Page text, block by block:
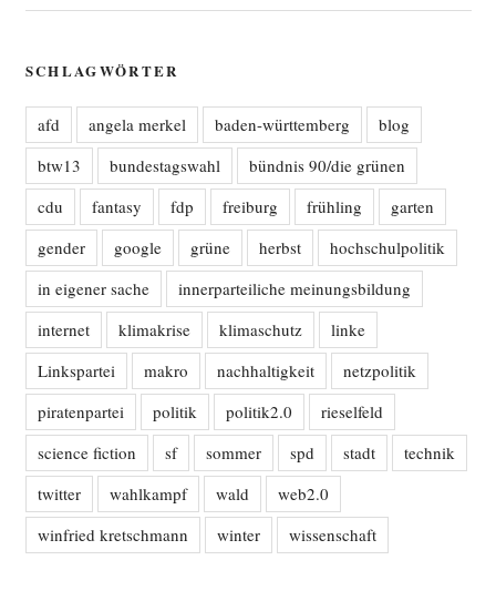
SCHLAGWÖRTER
afd angela merkel baden-württemberg
blog
btw13
bundestagswahl
bündnis 90/die grünen
cdu
fantasy fdp freiburg frühling
garten
gender
google grüne herbst
hochschulpolitik
in eigener sache
innerparteiliche meinungsbildung
internet
klimakrise klimaschutz
linke
Linkspartei
makro nachhaltigkeit
netzpolitik
piratenpartei
politik politik2.0
rieselfeld
science fiction
sf sommer spd stadt
technik
twitter
wahlkampf wald
web2.0
winfried kretschmann
winter wissenschaft